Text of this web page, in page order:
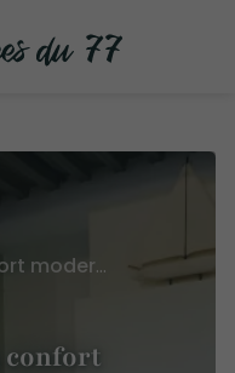
Cheminée à gaz : un confort moderne sans contraintes d’entretien lourd
confort